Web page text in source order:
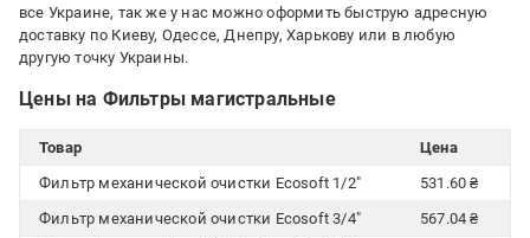
все Украине, так же у нас можно оформить быструю адресную
доставку по Киеву, Одессе, Днепру, Харькову или в любую
другую точку Украины.
Цены на Фильтры магистральные
Товар
Цена
Фильтр механической очистки Ecosoft 1/2"
531.60 ₴
Фильтр механической очистки Ecosoft 3/4"
567.04 ₴